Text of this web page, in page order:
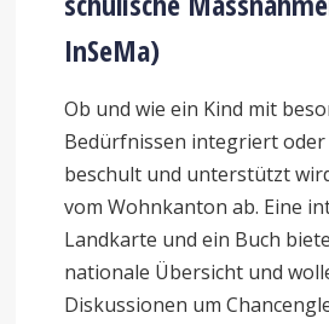
InSeMa)
Ob und wie ein Kind mit
Bedürfnissen integriert
beschult und unterstützt
vom Wohnkanton ab. Eine
Landkarte und ein Buch
nationale Übersicht und
Diskussionen um